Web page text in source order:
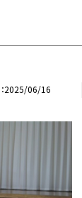
2025/06/16